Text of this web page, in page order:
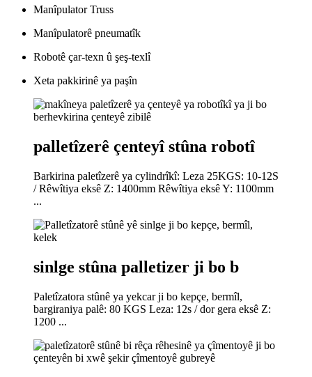
Manîpulator Truss
Manîpulatorê pneumatîk
Robotê çar-texn û şeş-texlî
Xeta pakkirinê ya paşîn
palletîzerê çenteyî stûna robotî
Barkirina paletîzerê ya cylindrîkî: Leza 25KGS: 10-12S
/ Rêwîtiya eksê Z: 1400mm Rêwîtiya eksê Y: 1100mm
...
sinlge stûna palletizer ji bo b
Paletîzatora stûnê ya yekcar ji bo kepçe, bermîl,
bargiraniya palê: 80 KGS Leza: 12s / dor gera eksê Z:
1200 ...